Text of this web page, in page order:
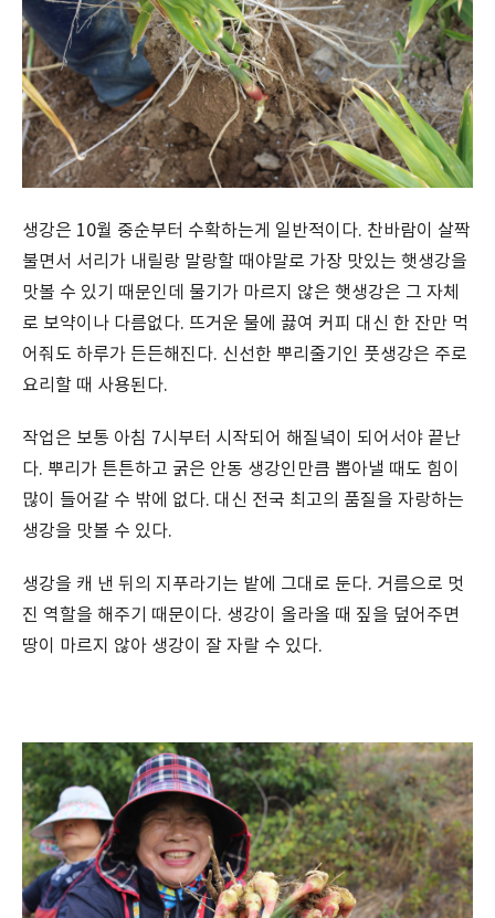
생강은 10월 중순부터 수확하는게 일반적이다. 찬바람이 살짝
불면서 서리가 내릴랑 말랑할 때야말로 가장 맛있는 햇생강을
맛볼 수 있기 때문인데 물기가 마르지 않은 햇생강은 그 자체
로 보약이나 다름없다. 뜨거운 물에 끓여 커피 대신 한 잔만 먹
어줘도 하루가 든든해진다. 신선한 뿌리줄기인 풋생강은 주로
요리할 때 사용된다.
작업은 보통 아침 7시부터 시작되어 해질녘이 되어서야 끝난
다. 뿌리가 튼튼하고 굵은 안동 생강인만큼 뽑아낼 때도 힘이
많이 들어갈 수 밖에 없다. 대신 전국 최고의 품질을 자랑하는
생강을 맛볼 수 있다.
생강을 캐 낸 뒤의 지푸라기는 밭에 그대로 둔다. 거름으로 멋
진 역할을 해주기 때문이다. 생강이 올라올 때 짚을 덮어주면
땅이 마르지 않아 생강이 잘 자랄 수 있다.